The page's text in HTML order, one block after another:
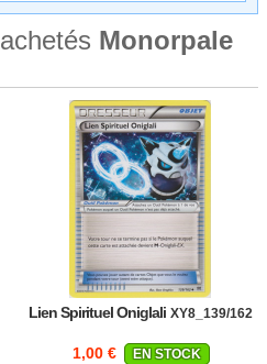
Monorpale
Lien Spirituel Oniglali XY8_139/162
1,00 €
EN STOCK